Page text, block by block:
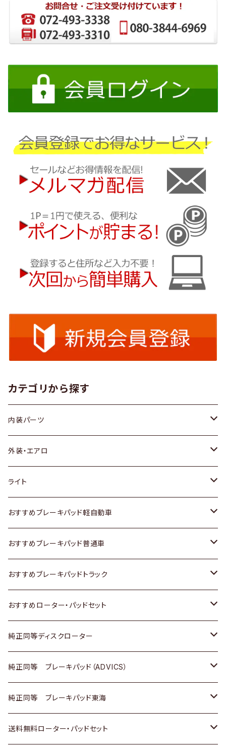
カテゴリから探す
内装パーツ
トヨタ
ホンダ
スズキ
日産
いすゞ
ダイハツ
マツダ
三菱
スバル
日野
外装・エアロ
トヨタ
ホンダ
スズキ
日産
いすゞ
ダイハツ
マツダ
三菱
日野
ライト
トヨタ
スズキ
日産
いすゞ
ダイハツ
三菱
日野
三菱ふそう
おすすめブレーキパッド軽自動車
トヨタ
ホンダ
スズキ
日産
ダイハツ
マツダ
三菱
おすすめブレーキパッド普通車
トヨタ
ホンダ
スズキ
日産
いすゞ
ダイハツ
おすすめブレーキパッドトラック
トヨタ
日産
いすゞ
ダイハツ
マツダ
おすすめローター・パッドセット
トヨタ
ホンダ
スズキ
日産
純正同等ディスクローター
トヨタ
ホンダ
スズキ
純正同等 ブレーキパッド（ADVICS）
トヨタ
ホンダ
純正同等 ブレーキパッド東海
トヨタ
送料無料ローター・パッドセット